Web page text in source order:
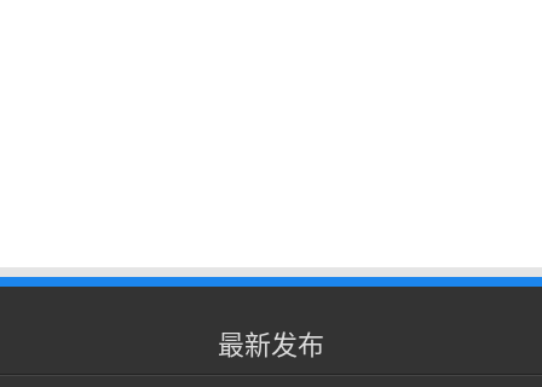
最新发布